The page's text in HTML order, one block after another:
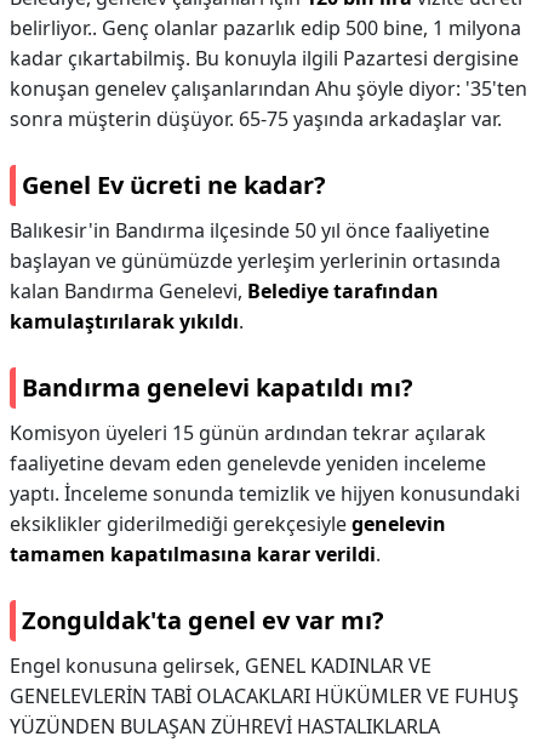
belirliyor.. Genç olanlar pazarlık edip 500 bine, 1 milyona
kadar çıkartabilmiş. Bu konuyla ilgili Pazartesi dergisine
konuşan genelev çalışanlarından Ahu şöyle diyor: '35'ten
sonra müşterin düşüyor. 65-75 yaşında arkadaşlar var.
Genel Ev ücreti ne kadar?
Balıkesir'in Bandırma ilçesinde 50 yıl önce faaliyetine
başlayan ve günümüzde yerleşim yerlerinin ortasında
kalan Bandırma Genelevi, Belediye tarafından
kamulaştırılarak yıkıldı.
Bandırma genelevi kapatıldı mı?
Komisyon üyeleri 15 günün ardından tekrar açılarak
faaliyetine devam eden genelevde yeniden inceleme
yaptı. İnceleme sonunda temizlik ve hijyen konusundaki
eksiklikler giderilmediği gerekçesiylegenelevin
tamamen kapatılmasına karar verildi.
Zonguldak'ta genel ev var mı?
Engel konusuna gelirsek, GENEL KADINLAR VE
GENELEVLERİN TABİ OLACAKLARI HÜKÜMLER VE FUHUŞ
YÜZÜNDEN BULAŞAN ZÜHREVİ HASTALIKLARLA